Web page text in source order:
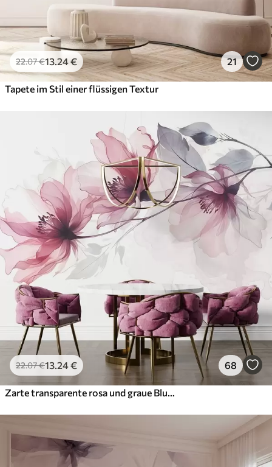
22.07€13 .24€ 21
Tapete im Stil einer flüssigen Textur
22.07€13 .24€ 68